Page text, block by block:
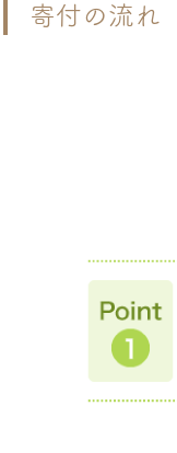
寄付の流れ